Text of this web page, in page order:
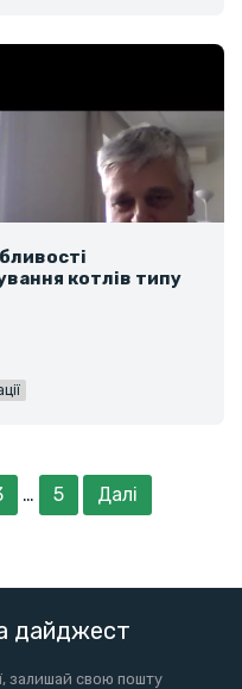
котлів типу
… 5 Далі
дайджест
залишай свою пошту